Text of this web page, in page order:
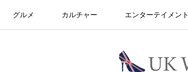
グルメ カルチャー エンターテイメント